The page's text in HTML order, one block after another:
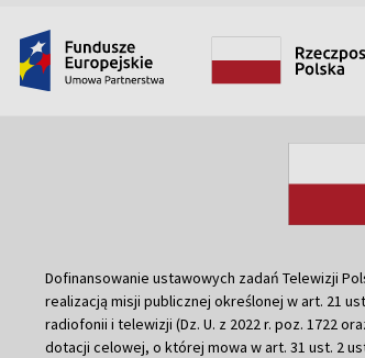
Dofinansowanie ustawowych zadań Telewizji
realizacją misji publicznej określonej w art. 21
radiofonii i telewizji (Dz. U. z 2022 r. poz. 1722
dotacji celowej, o której mowa w art. 31 ust. 2